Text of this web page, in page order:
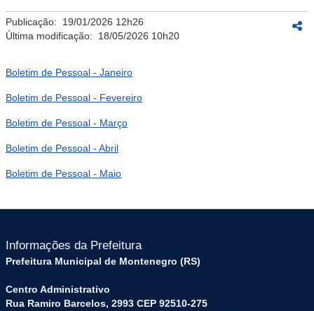
Publicação: 19/01/2026 12h26
Última modificação: 18/05/2026 10h20
Boletim de Pessoal - Janeiro
Boletim de Pessoal - Fevereiro
Boletim de Pessoal - Março
Boletim de Pessoal - Abril
Boletim de Pessoal - Maio
Informações da Prefeitura
Prefeitura Municipal de Montenegro (RS)
Centro Administrativo
Rua Ramiro Barcelos, 2993 CEP 92510-275